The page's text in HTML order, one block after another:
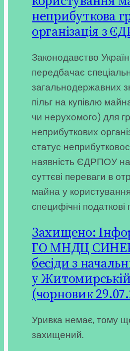
неприбуткова
організація з
Законодавство
передбачає
загальнодержавних
пільг на купівлю
чи нерухомого) для
неприбуткових
статус
наявність ЄДРПОУ
суттєві переваги в
майна у
специфічні податкові
Захищено:
ГО МНДЦ
бесіди з
у Житомирській
(чорновик
Уривка немає, тому
захищений.